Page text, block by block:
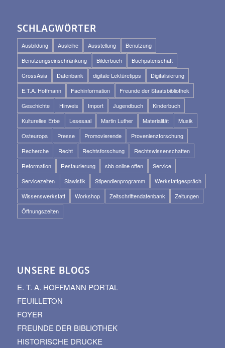
SCHLAGWÖRTER
Ausbildung Ausleihe Ausstellung
Benutzung
Benutzungseinschränkung
Bilderbuch
Buchpatenschaft
CrossAsia
Datenbank digitale Lektüretipps
Digitalisierung
E.T.A. Hoffmann
Fachinformation
Freunde der Staatsbibliothek
Geschichte
Hinweis Import Jugendbuch
Kinderbuch
Kulturelles Erbe
Lesesaal Martin Luther Materialität
Musik
Osteuropa
Presse Promovierende
Provenienzforschung
Recherche
Recht Rechtsforschung
Rechtswissenschaften
Reformation
Restaurierung sbb online offen
Service
Servicezeiten
Slawistik Stipendienprogramm
Werkstattgespräch
Wissenswerkstatt
Workshop Zeitschriftendatenbank
Zeitungen
Öffnungszeiten
UNSERE BLOGS
E. T. A. HOFFMANN PORTAL
FEUILLETON
FOYER
FREUNDE DER BIBLIOTHEK
HISTORISCHE DRUCKE